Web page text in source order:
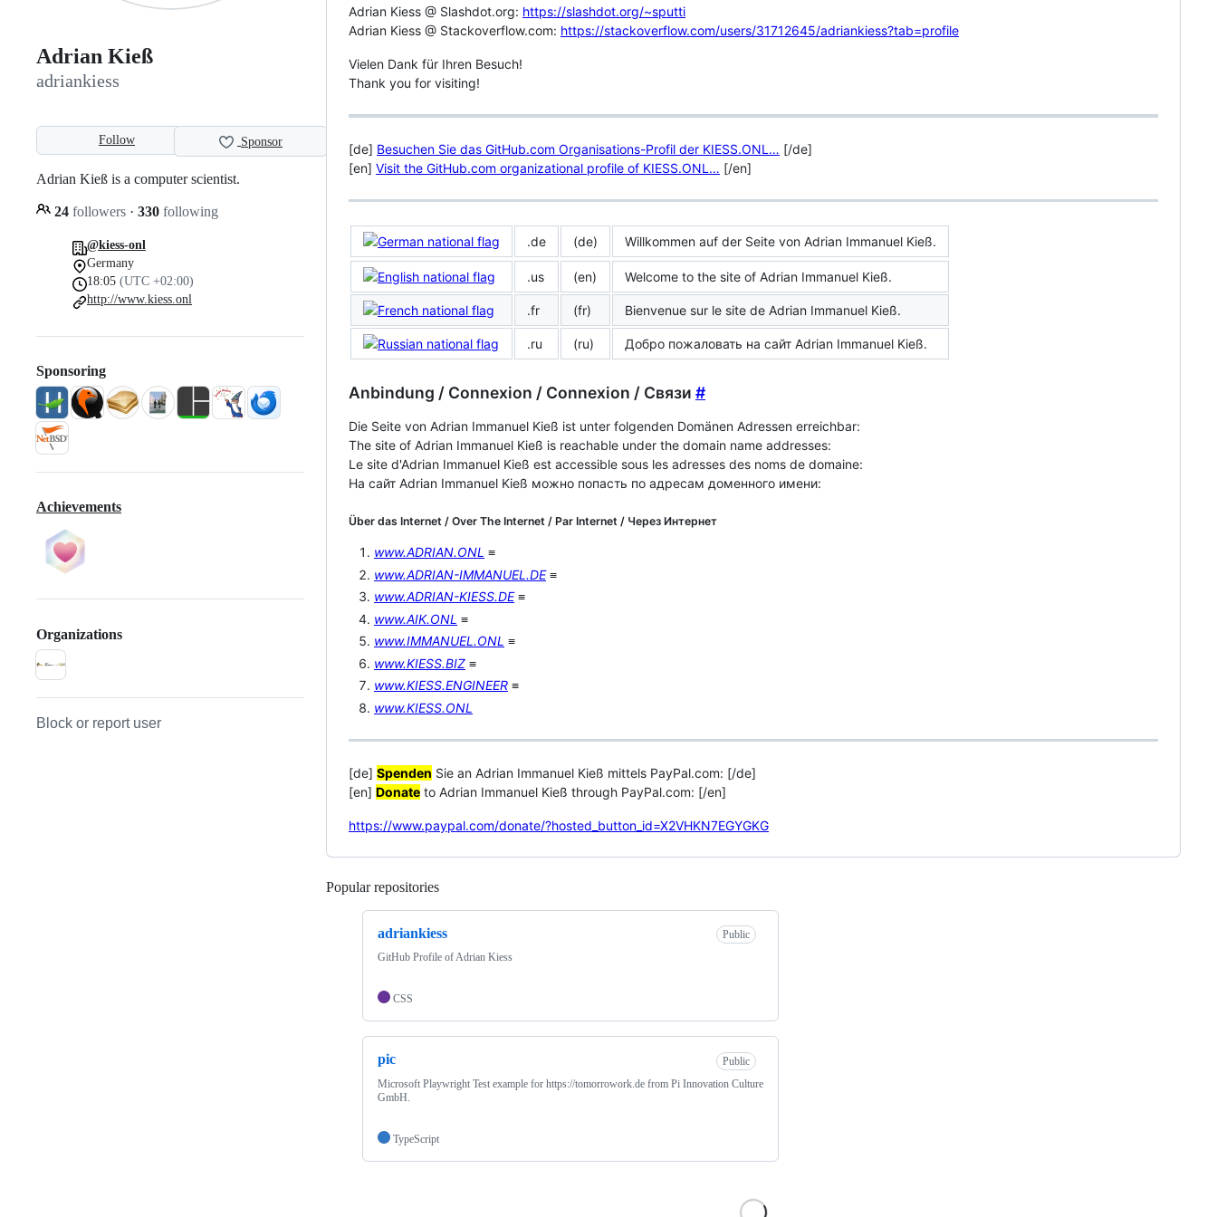
Adrian Kieß
adriankiess
Follow Sponsor
Adrian Kieß is a computer scientist.
24 followers · 330 following
@kiess-onl
Germany
18:05 (UTC +02:00)
http://www.kiess.onl
Sponsoring
Achievements
Organizations
Block or report user
Adrian Kiess @ Slashdot.org: https://slashdot.org/~sputti
Adrian Kiess @ Stackoverflow.com: https://stackoverflow.com/users/31712645/adriankiess?tab=profile
Vielen Dank für Ihren Besuch!
Thank you for visiting!
[de] Besuchen Sie das GitHub.com Organisations-Profil der KIESS.ONL… [/de]
[en] Visit the GitHub.com organizational profile of KIESS.ONL… [/en]
.de (de) Willkommen auf der Seite von Adrian Immanuel Kieß.
.us (en) Welcome to the site of Adrian Immanuel Kieß.
.fr (fr) Bienvenue sur le site de Adrian Immanuel Kieß.
.ru (ru) Добро пожаловать на сайт Adrian Immanuel Kieß.
Anbindung / Connexion / Connexion / Связи #
Die Seite von Adrian Immanuel Kieß ist unter folgenden Domänen Adressen erreichbar:
The site of Adrian Immanuel Kieß is reachable under the domain name addresses:
Le site d'Adrian Immanuel Kieß est accessible sous les adresses des noms de domaine:
На сайт Adrian Immanuel Kieß можно попасть по адресам доменного имени:
Über das Internet / Over The Internet / Par Internet / Через Интернет
www.ADRIAN.ONL ≡
www.ADRIAN-IMMANUEL.DE≡
www.ADRIAN-KIESS.DE≡
www.AIK.ONL ≡
www.IMMANUEL.ONL ≡
www.KIESS.BIZ ≡
www.KIESS.ENGINEER ≡
www.KIESS.ONL
[de] Spenden Sie an Adrian Immanuel Kieß mittels PayPal.com: [/de]
[en] Donate to Adrian Immanuel Kieß through PayPal.com: [/en]
https://www.paypal.com/donate/?hosted_button_id=X2VHKN7EGYGKG
Popular repositories
adriankiess
Public
GitHub Profile of Adrian Kiess
CSS
pic
Public
Microsoft Playwright Test example for https://tomorrowork.de from Pi Innovation Culture
GmbH.
TypeScript